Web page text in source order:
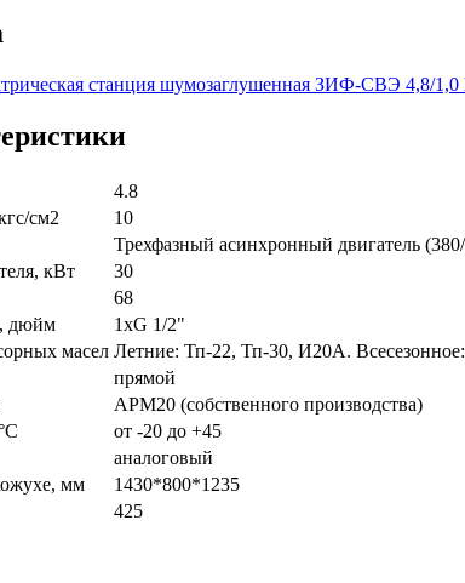
4.8
см2
10
Трехфазный асинхронный двигатель
кВт
30
68
дюйм
1хG 1/2"
масел Летние: Тп-22, Тп-30, И20А.
прямой
АРМ20 (собственного производства)
от -20 до +45
аналоговый
мм
1430*800*1235
425